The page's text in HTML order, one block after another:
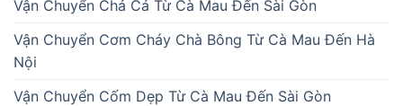
Vận Chuyển Chả Cá Từ Cà Mau Đến Sài Gòn
Vận Chuyển Cơm Cháy Chà Bông Từ Cà Mau Đến Hà
Nội
Vận Chuyển Cốm Dẹp Từ Cà Mau Đến Sài Gòn